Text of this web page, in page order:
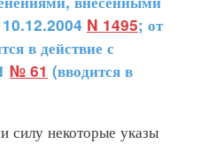
10.12.2004 N 1495; от
в действие с
№ 61 (вводится в
некоторые указы